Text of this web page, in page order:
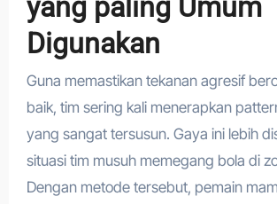
Digunakan
Guna memastikan tekanan agresif
baik, tim sering kali menerapkan
yang sangat tersusun. Gaya ini lebih
situasi tim musuh memegang bola di
Dengan metode tersebut, pemain